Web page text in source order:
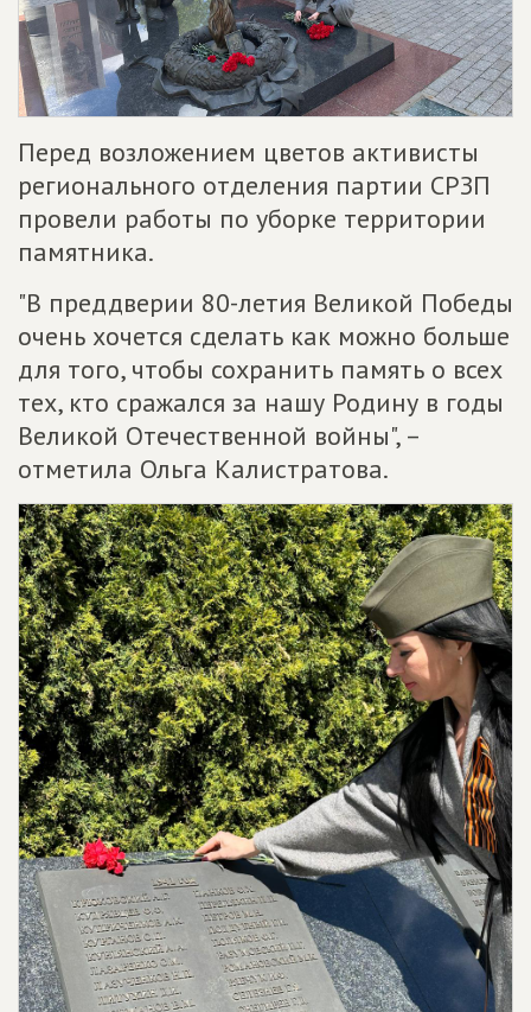
Перед возложением цветов активисты
регионального отделения партии СРЗП
провели работы по уборке территории
памятника.
"В преддверии 80-летия Великой Победы
очень хочется сделать как можно больше
для того, чтобы сохранить память о всех
тех, кто сражался за нашу Родину в годы
Великой Отечественной войны", –
отметила Ольга Калистратова.